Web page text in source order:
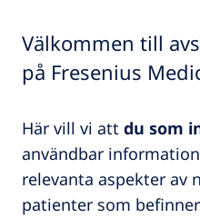
Välkommen till
på Fresenius
Här vill vi att du som
användbar
relevanta aspekter av
patienter som